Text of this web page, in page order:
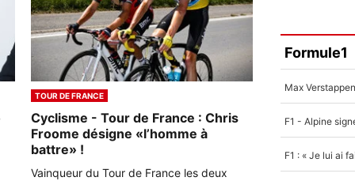
TOUR DE FRANCE
Cyclisme - Tour de France : Chris
Froome désigne «l’homme à
battre» !
Vainqueur du Tour de France les deux
Formule1